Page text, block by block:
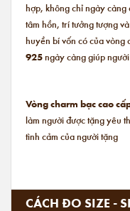
hợp, không chỉ ngày càng
tâm hồn, trí tưởng tượng
huyền bí vốn có của vòng
925ngày càng giúp
Vòng charm bạc cao
làm người được tặng yêu
tình cảm của người tặng
CÁCH ĐO SIZE -